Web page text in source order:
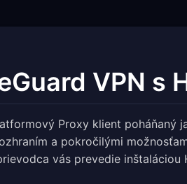
VPN s
Proxy klient poháňaný
a pokročilými
vás prevedie